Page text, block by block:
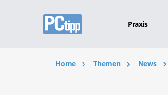
Praxis
Home Themen News